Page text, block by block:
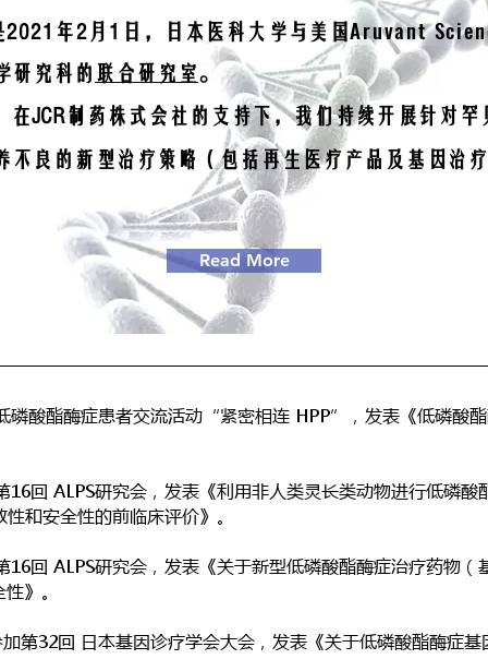
2021年2月1日 ，日本医科大学与美国Aruvant
研究科的 联合研究室。
制药株式会社的支持下，我们持续开展针对
不良的新型治疗策略（包括再生医疗产品及基因治
Read More
酸酯酶症患者交流活动“紧密相连 HPP”，发表《低磷酸
回 ALPS研究会，发表《利用非人类灵长类动物进行低磷酸
和安全性的前临床评价》。
回 ALPS研究会，发表《关于新型低磷酸酯酶症治疗药物（
》。
第32回 日本基因诊疗学会大会，发表《关于低磷酸酯酶症基